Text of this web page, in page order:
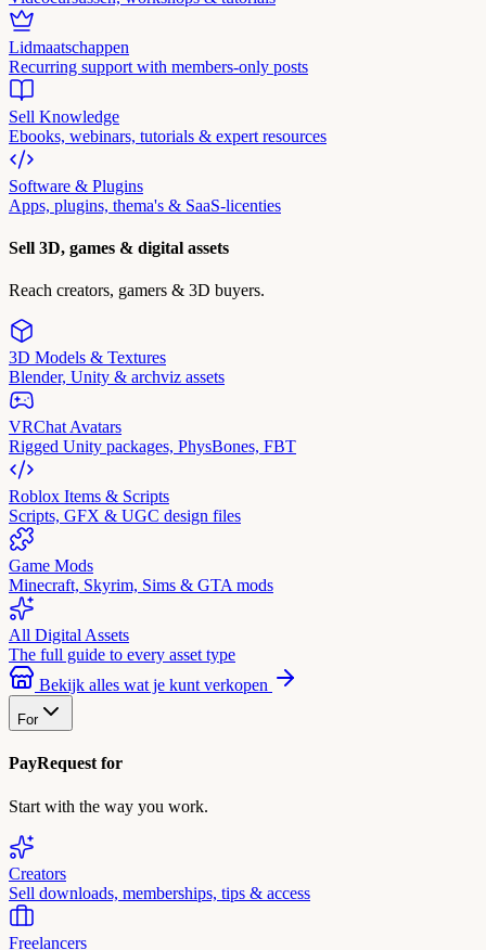
Lidmaatschappen
Recurring support with members-only posts
Sell Knowledge
Ebooks, webinars, tutorials & expert resources
Software & Plugins
Apps, plugins, thema's & SaaS-licenties
Sell 3D, games & digital assets
Reach creators, gamers & 3D buyers.
3D Models & Textures
Blender, Unity & archviz assets
VRChat Avatars
Rigged Unity packages, PhysBones, FBT
Roblox Items & Scripts
Scripts, GFX & UGC design files
Game Mods
Minecraft, Skyrim, Sims & GTA mods
All Digital Assets
The full guide to every asset type
Bekijk alles wat je kunt verkopen
For
PayRequest for
Start with the way you work.
Creators
Sell downloads, memberships, tips & access
Freelancers